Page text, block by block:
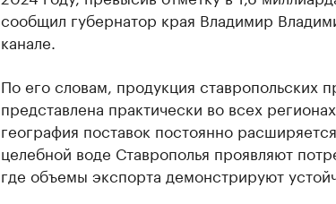
сообщил губернатор края Владимир
канале.
По его словам, продукция ставропольских
представлена практически во всех
география поставок постоянно
целебной воде Ставрополья проявляют
где объемы экспорта демонстрируют